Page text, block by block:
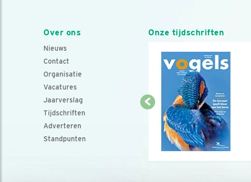
Over ons
Nieuws
Contact
Organisatie
Vacatures
Jaarverslag
Tijdschriften
Adverteren
Standpunten
Onze tijdschriften